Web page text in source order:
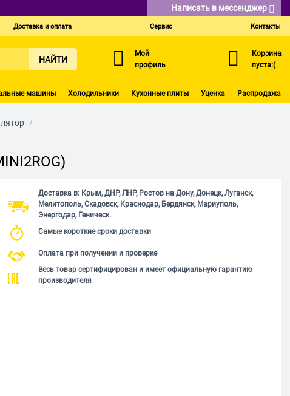
Написать в мессенджер
Доставка и оплата Сервис Контакты
НАЙТИ
Мой
профиль
Корзина
пуста:(
машины Холодильники Кухонные плиты Уценка Распродажа
/
Доставка в: Крым, ДНР, ЛНР, Ростов на Дону, Донецк, Луганск,
Мелитополь, Скадовск, Краснодар, Бердянск, Мариуполь,
Энергодар, Геническ.
Самые короткие сроки доставки
Оплата при получении и проверке
Весь товар сертифицирован и имеет официальную гарантию
производителя